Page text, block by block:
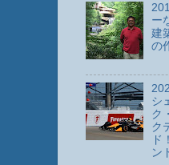
ー
建
の
シ
ク
ク
ン